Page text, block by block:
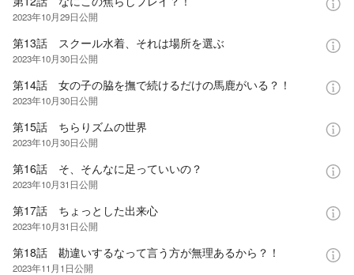
2023年10月29日公開
第13話 スクール水着、それは場所を選ぶ
2023年10月30日公開
第14話 女の子の脇を撫で続けるだけの馬鹿がいる？！
2023年10月30日公開
第15話 ちらりズムの世界
2023年10月30日公開
第16話 そ、そんなに足っていいの？
2023年10月31日公開
第17話 ちょっとした出来心
2023年10月31日公開
第18話 勘違いするなって言う方が無理あるから？！
2023年11月1日公開